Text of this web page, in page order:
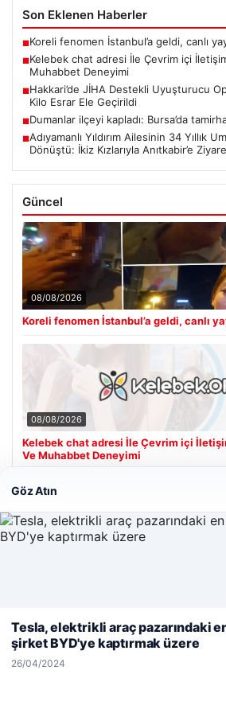
Son Eklenen Haberler
■Koreli fenomen İstanbul’a geldi, canlı
■Kelebek chat adresi İle Çevrim içi
Muhabbet Deneyimi
■Hakkari’de JİHA Destekli Uyuşturucu
Kilo Esrar Ele Geçirildi
■Dumanlar ilçeyi kapladı: Bursa’da
■Adıyamanlı Yıldırım Ailesinin 34 Yıllık
Dönüştü: İkiz Kızlarıyla Anıtkabir’e
Güncel
08/08/2026
Koreli fenomen İstanbul’a geldi, canlı
08/08/2026
Kelebek chat adresi İle Çevrim içi
Ve Muhabbet Deneyimi
Son Eklenen Firmalar
Web sitemizi nasıl kullandığınızı daha
kullanıyoruz.Çerez Politikamız
Kabul Et
Göz Atın
Tesla, elektrikli araç pazarındaki
şirket BYD'ye kaptırmak üzere
26/04/2024